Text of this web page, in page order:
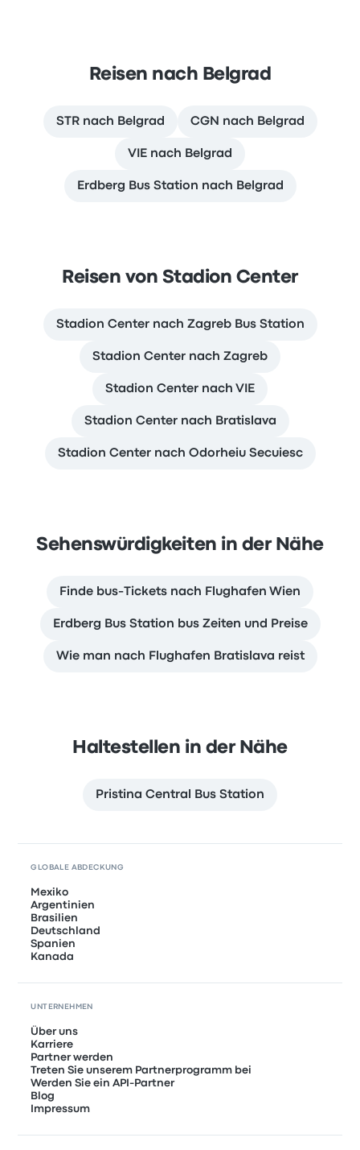
Reisen nach Belgrad
STR nach Belgrad CGN nach Belgrad
VIE nach Belgrad
Erdberg Bus Station nach Belgrad
Reisen von Stadion Center
Stadion Center nach Zagreb Bus Station
Stadion Center nach Zagreb
Stadion Center nach VIE
Stadion Center nach Bratislava
Stadion Center nach Odorheiu Secuiesc
Sehenswürdigkeiten in der Nähe
Finde bus-Tickets nach Flughafen Wien
Erdberg Bus Station bus Zeiten und Preise
Wie man nach Flughafen Bratislava reist
Haltestellen in der Nähe
Pristina Central Bus Station
GLOBALE ABDECKUNG
Mexiko
Argentinien
Brasilien
Deutschland
Spanien
Kanada
UNTERNEHMEN
Über uns
Karriere
Partner werden
Treten Sie unserem Partnerprogramm bei
Werden Sie ein API-Partner
Blog
Impressum